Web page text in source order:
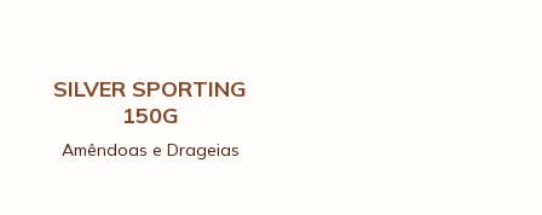
Amêndoas e Drageias
SILVER SPORTING
150G